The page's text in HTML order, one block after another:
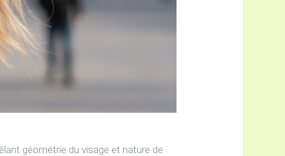
géométrie du visage et nature de